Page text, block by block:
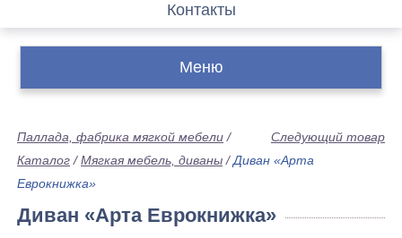
Контакты
Меню
Следующий товар
Паллада, фабрика мягкой мебели /
Каталог /Мягкая мебель, диваны /Диван «Арта
Еврокнижка»
Диван «Арта Еврокнижка»